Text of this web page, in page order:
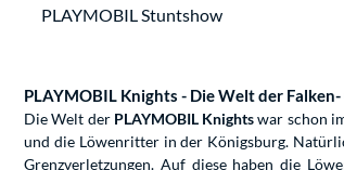
PLAYMOBIL Stuntshow
PLAYMOBIL Knights - Die Welt der
Die Welt der PLAYMOBIL Knightswar schon
und die Löwenritter in der Königsburg.
Grenzverletzungen. Auf diese haben die